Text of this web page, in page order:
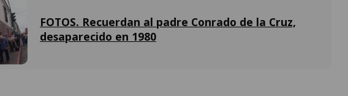
FOTOS. Recuerdan al padre Conrado de la Cruz,
desaparecido en 1980